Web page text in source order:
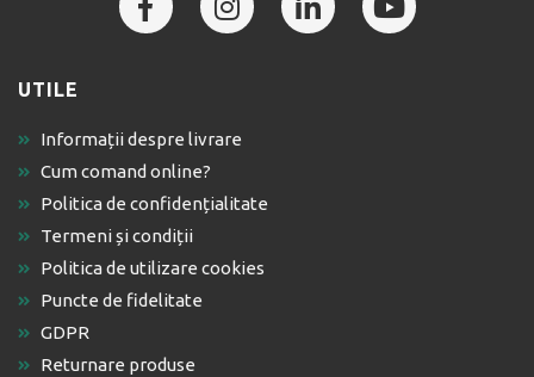
UTILE
Informații despre livrare
Cum comand online?
Politica de confidențialitate
Termeni și condiții
Politica de utilizare cookies
Puncte de fidelitate
GDPR
Returnare produse